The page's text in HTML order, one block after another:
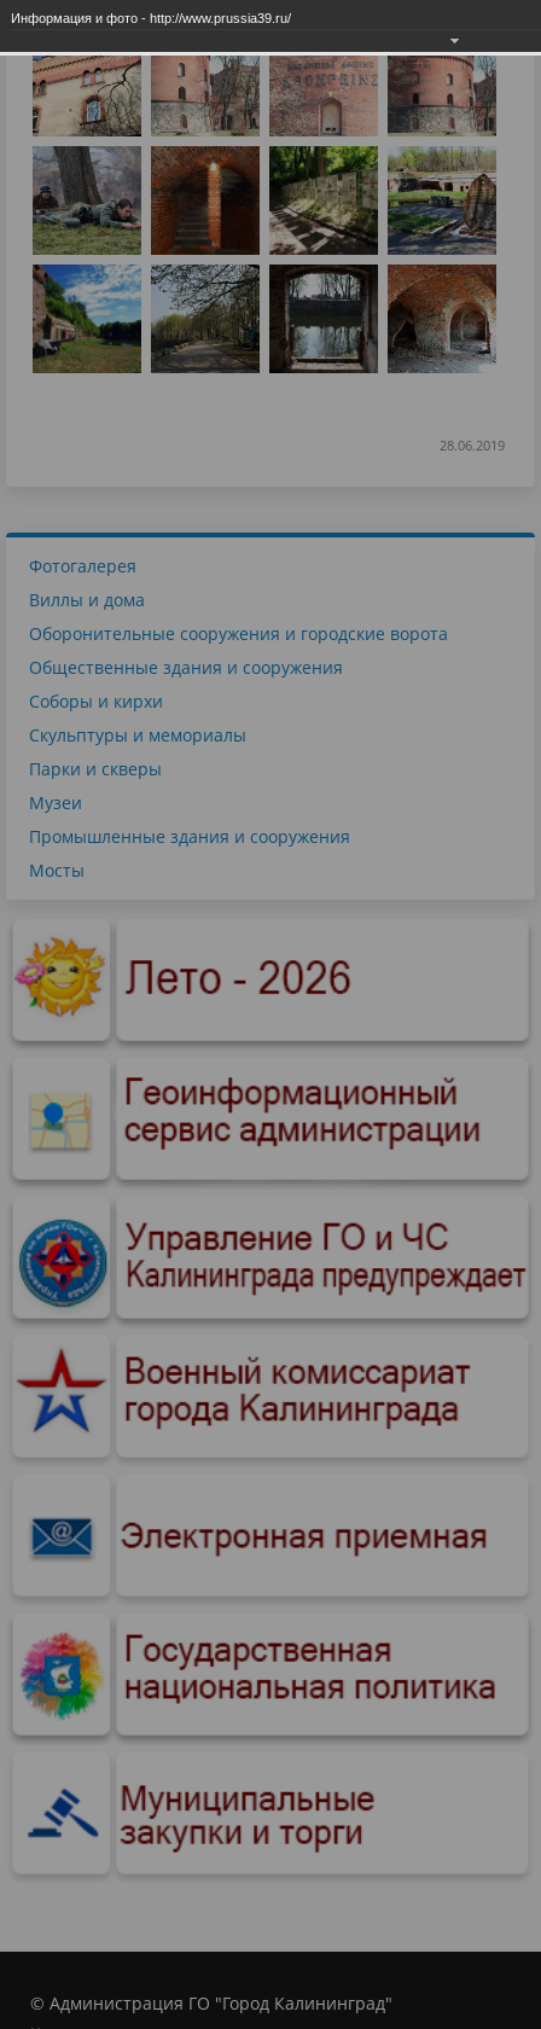
28.06.2019
Фотогалерея
Виллы и дома
Оборонительные сооружения и городские ворота
Общественные здания и сооружения
Соборы и кирхи
Скульптуры и мемориалы
Парки и скверы
Музеи
Промышленные здания и сооружения
Мосты
© Администрация ГО "Город Калининград"
Информация и фото - http://www.prussia39.ru/